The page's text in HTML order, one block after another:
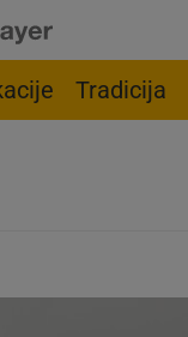
Tradicija